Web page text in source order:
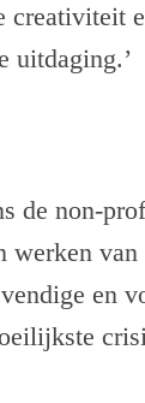
creativiteit
uitdaging.’
de non-
werken
en